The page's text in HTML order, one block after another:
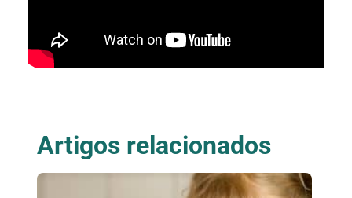
Artigos relacionados